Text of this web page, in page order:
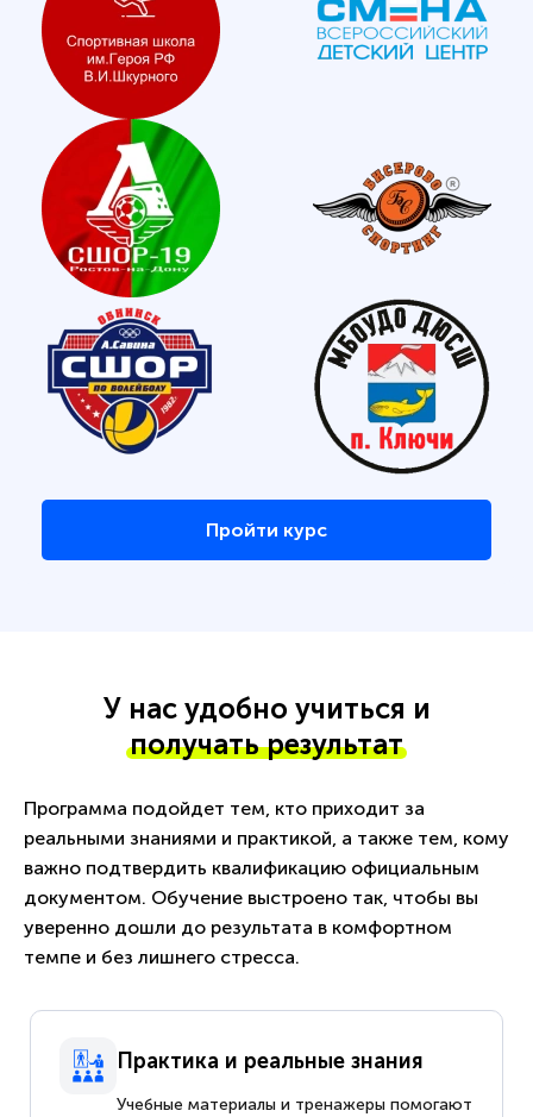
Пройти курс
У нас удобно учиться и
получать результат
Программа подойдет тем, кто приходит за
реальными знаниями и практикой, а также тем, кому
важно подтвердить квалификацию официальным
документом. Обучение выстроено так, чтобы вы
уверенно дошли до результата в комфортном
темпе и без лишнего стресса.
Практика и реальные знания
Учебные материалы и тренажеры помогают